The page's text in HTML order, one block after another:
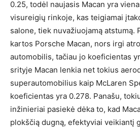
0.25, todėl naujasis Macan yra
visureigių rinkoje, kas teigiamai
salone, tiek nuvažiuojamą atstumą.
kartos Porsche Macan, nors irgi
automobilis, tačiau jo koeficientas
srityje Macan lenkia net tokius
superautomobilius kaip McLaren
koeficientas yra 0.278. Panašu,
inžinieriai pasiekė dėka to, kad
plokščią dugną, efektyviai veikiantį